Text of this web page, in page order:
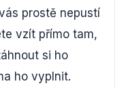
prostě nepustí
vzít přímo tam,
si ho
ho vyplnit.